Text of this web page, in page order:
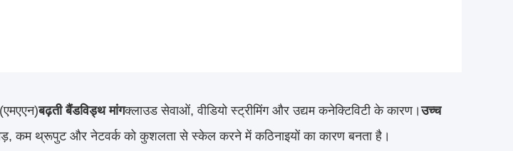
बढ़ती बैंडविड्थ मांगक्लाउड सेवाओं, वीडियो स्ट्रीमिंग और उद्यम कनेक्टिविटी के कारण।उच्च
कम थ्रूपुट और नेटवर्क को कुशलता से स्केल करने में कठिनाइयों का कारण बनता है।